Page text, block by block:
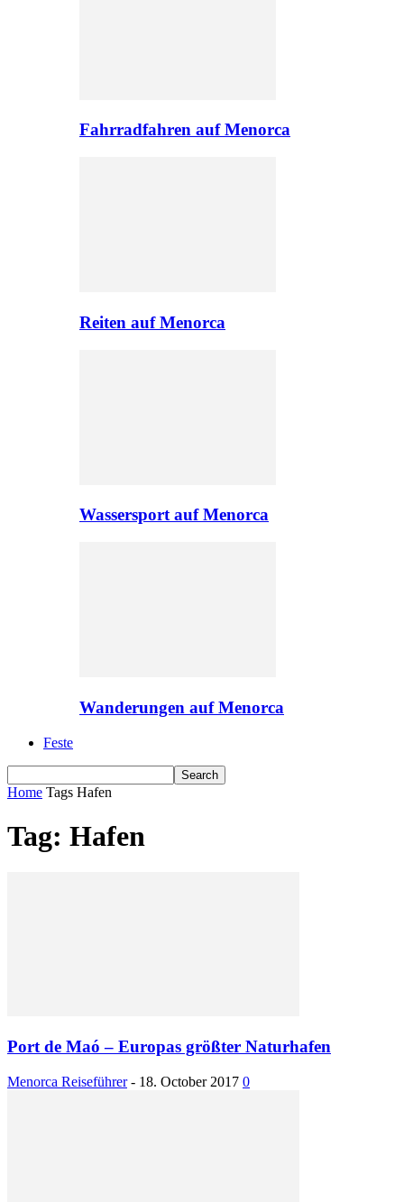
Fahrradfahren auf Menorca
Reiten auf Menorca
Wassersport auf Menorca
Wanderungen auf Menorca
Feste
Home Tags Hafen
Tag: Hafen
Port de Maó – Europas größter Naturhafen
Menorca Reiseführer - 18. October 2017 0